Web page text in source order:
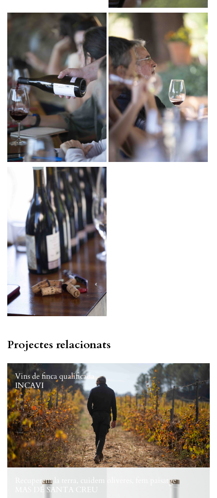
Projectes relacionats
Vins de finca qualificada
INCAVI
Recuperem la terra, cuidem oliveres, fem paisatge
MAS DE SANTA CREU